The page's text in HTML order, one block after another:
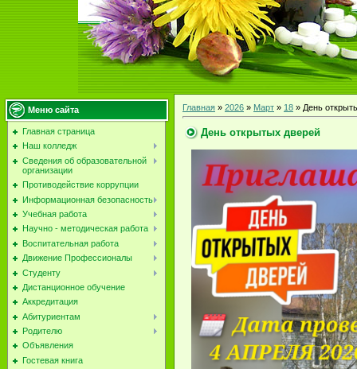
Меню сайта
Главная страница
Наш колледж
Сведения об образовательной
организации
Противодействие коррупции
Информационная безопасность
Учебная работа
Научно - методическая работа
Воспитательная работа
Движение Профессионалы
Студенту
Дистанционное обучение
Аккредитация
Абитуриентам
Родителю
Объявления
Гостевая книга
Главная » 2026 » Март » 18 » День
День открытых дверей